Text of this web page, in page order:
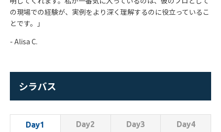
の現場での経験が、実例をより深く理解するのに役立っているこ
とです。」
- Alisa C.
シラバス
Day1 Day2 Day3 Day4